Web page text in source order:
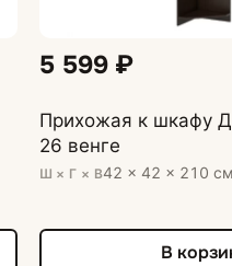
5 599 ₽
Прихожая к шкафу
26 венге
Ш × Г × В42 × 42 × 210 см
В